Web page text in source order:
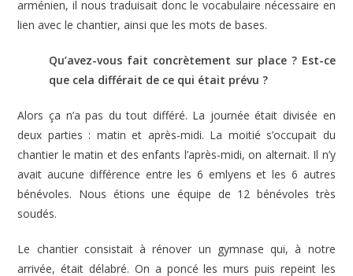
arménien, il nous traduisait donc le vocabulaire nécessaire en
lien avec le chantier, ainsi que les mots de bases.
Qu’avez-vous fait concrètement sur place ? Est-ce
que cela différait de ce qui était prévu ?
Alors ça n’a pas du tout différé. La journée était divisée en
deux parties : matin et après-midi. La moitié s’occupait du
chantier le matin et des enfants l’après-midi, on alternait. Il n’y
avait aucune différence entre les 6 emlyens et les 6 autres
bénévoles. Nous étions une équipe de 12 bénévoles très
soudés.
Le chantier consistait à rénover un gymnase qui, à notre
arrivée, était délabré. On a poncé les murs puis repeint les